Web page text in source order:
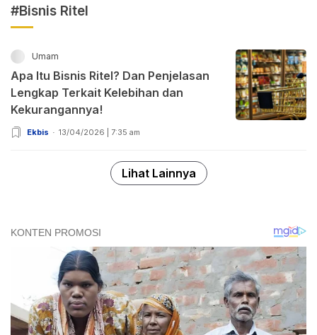
#Bisnis Ritel
Umam
Apa Itu Bisnis Ritel? Dan Penjelasan
Lengkap Terkait Kelebihan dan
Kekurangannya!
Ekbis 13/04/2026 | 7:35 am
Lihat Lainnya